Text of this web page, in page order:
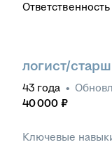
Ответственность
логист/
43 года •
40 000 ₽
Ключевые